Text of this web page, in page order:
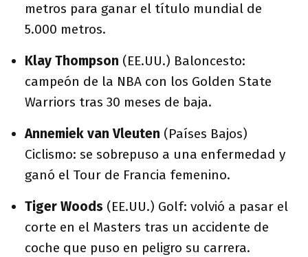
metros para ganar el título mundial de
5.000 metros.
Klay Thompson (EE.UU.) Baloncesto:
campeón de la NBA con los Golden State
Warriors tras 30 meses de baja.
Annemiek van Vleuten (Países Bajos)
Ciclismo: se sobrepuso a una enfermedad y
ganó el Tour de Francia femenino.
Tiger Woods (EE.UU.) Golf: volvió a pasar el
corte en el Masters tras un accidente de
coche que puso en peligro su carrera.